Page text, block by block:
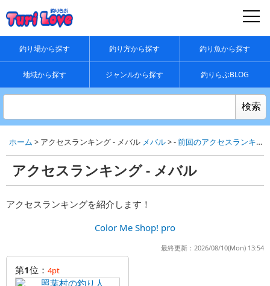
釣り場から探す 釣り方から探す 釣り魚から探す
地域から探す ジャンルから探す 釣りらぶBLOG
ホーム > アクセスランキング - メバル メバル> -前回のアクセスランキング
アクセスランキング - メバル
アクセスランキングを紹介します！
Color Me Shop! pro
最終更新：2026/08/10(Mon) 13:54
第1位： 4pt